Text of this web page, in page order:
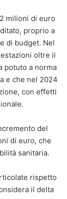
milioni di euro
proprio a
di budget. Nel
oltre il
potuto a norma
e che nel 2024
con effetti
del
di euro, che
sanitaria.
rispetto
il delta